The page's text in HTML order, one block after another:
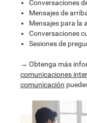
Conversaciones
Mensajes de
Mensajes para la
Conversaciones
Sesiones de
→ Obtenga más
comunicaciones
comunicación